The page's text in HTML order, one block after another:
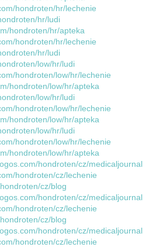
hondroten/hr/lechenie
hr/ludi
hondroten/hr/apteka
hondroten/hr/lechenie
hr/ludi
low/hr/ludi
hondroten/low/hr/lechenie
hondroten/low/hr/apteka
low/hr/ludi
hondroten/low/hr/lechenie
hondroten/low/hr/apteka
low/hr/ludi
hondroten/low/hr/lechenie
hondroten/low/hr/apteka
hondroten/cz/medicaljournal
hondroten/cz/lechenie
cz/blog
hondroten/cz/medicaljournal
hondroten/cz/lechenie
cz/blog
hondroten/cz/medicaljournal
hondroten/cz/lechenie